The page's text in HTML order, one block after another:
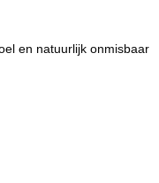
en natuurlijk onmisbaar